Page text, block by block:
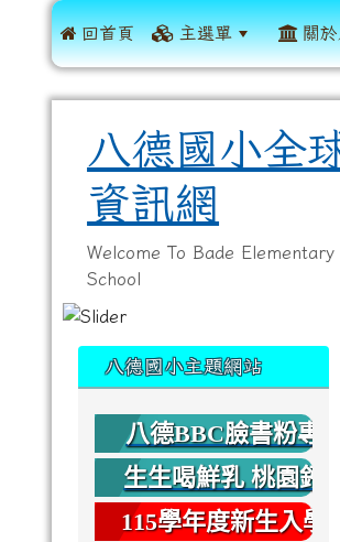
 回首頁 主選單 關於
八德國小全
資訊網
Welcome To Bade Elementary
School
八德國小主題網站
八德BBC臉書粉專
生生喝鮮乳 桃園鈣
健康
115學年度新生入學